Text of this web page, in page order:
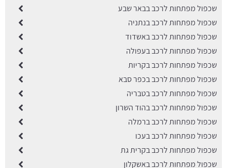
שכפול מפתחות לרכב בבאר שבע
שכפול מפתחות לרכב בנתניה
שכפול מפתחות לרכב באשדוד
שכפול מפתחות לרכב בעפולה
שכפול מפתחות לרכב בקריות
שכפול מפתחות לרכב בכפר סבא
שכפול מפתחות לרכב בטבריה
שכפול מפתחות לרכב בהוד השרון
שכפול מפתחות לרכב ברמלה
שכפול מפתחות לרכב בעכו
שכפול מפתחות לרכב בקרית גת
שכפול מפתחות לרכב באשקלון